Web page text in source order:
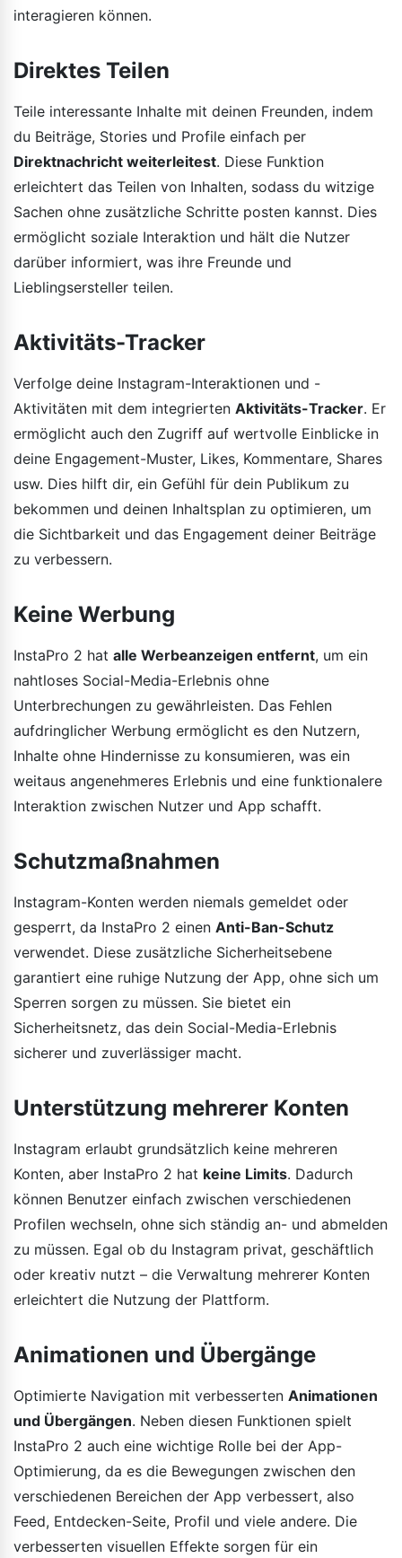
interagieren können.
Direktes Teilen
Teile interessante Inhalte mit deinen Freunden, indem
du Beiträge, Stories und Profile einfach per
Direktnachricht weiterleitest. Diese Funktion
erleichtert das Teilen von Inhalten, sodass du witzige
Sachen ohne zusätzliche Schritte posten kannst. Dies
ermöglicht soziale Interaktion und hält die Nutzer
darüber informiert, was ihre Freunde und
Lieblingsersteller teilen.
Aktivitäts-Tracker
Verfolge deine Instagram-Interaktionen und -
Aktivitäten mit dem integrierten Aktivitäts-Tracker. Er
ermöglicht auch den Zugriff auf wertvolle Einblicke in
deine Engagement-Muster, Likes, Kommentare, Shares
usw. Dies hilft dir, ein Gefühl für dein Publikum zu
bekommen und deinen Inhaltsplan zu optimieren, um
die Sichtbarkeit und das Engagement deiner Beiträge
zu verbessern.
Keine Werbung
InstaPro 2 hat alle Werbeanzeigen entfernt, um ein
nahtloses Social-Media-Erlebnis ohne
Unterbrechungen zu gewährleisten. Das Fehlen
aufdringlicher Werbung ermöglicht es den Nutzern,
Inhalte ohne Hindernisse zu konsumieren, was ein
weitaus angenehmeres Erlebnis und eine funktionalere
Interaktion zwischen Nutzer und App schafft.
Schutzmaßnahmen
Instagram-Konten werden niemals gemeldet oder
gesperrt, da InstaPro 2 einen Anti-Ban-Schutz
verwendet. Diese zusätzliche Sicherheitsebene
garantiert eine ruhige Nutzung der App, ohne sich um
Sperren sorgen zu müssen. Sie bietet ein
Sicherheitsnetz, das dein Social-Media-Erlebnis
sicherer und zuverlässiger macht.
Unterstützung mehrerer Konten
Instagram erlaubt grundsätzlich keine mehreren
Konten, aber InstaPro 2 hat keine Limits. Dadurch
können Benutzer einfach zwischen verschiedenen
Profilen wechseln, ohne sich ständig an- und abmelden
zu müssen. Egal ob du Instagram privat, geschäftlich
oder kreativ nutzt – die Verwaltung mehrerer Konten
erleichtert die Nutzung der Plattform.
Animationen und Übergänge
Optimierte Navigation mit verbesserten Animationen
und Übergängen. Neben diesen Funktionen spielt
InstaPro 2 auch eine wichtige Rolle bei der App-
Optimierung, da es die Bewegungen zwischen den
verschiedenen Bereichen der App verbessert, also
Feed, Entdecken-Seite, Profil und viele andere. Die
verbesserten visuellen Effekte sorgen für ein